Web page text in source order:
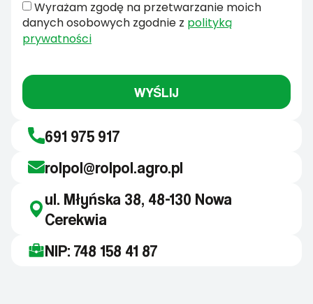
Wyrażam zgodę na przetwarzanie moich
danych osobowych zgodnie z polityką
prywatności
WYŚLIJ
691 975 917
rolpol@rolpol.agro.pl
ul. Młyńska 38, 48-130 Nowa
Cerekwia
NIP: 748 158 41 87